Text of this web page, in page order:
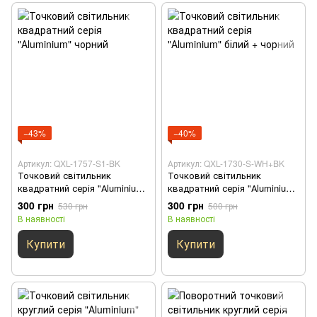
−43%
Артикул: QXL-1757-S1-BK
Точковий світильник
квадратний серія "Аluminium"
чорний
300 грн 530 грн
В наявності
Купити
−40%
Артикул: QXL-1730-S-WH+BK
Точковий світильник
квадратний серія "Аluminium"
білий + чорний
300 грн 500 грн
В наявності
Купити